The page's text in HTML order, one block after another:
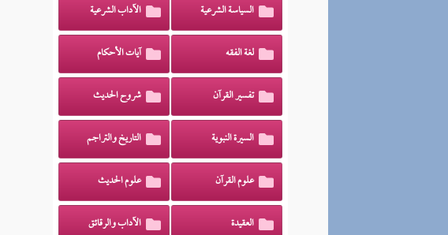
السياسة الشرعية الآداب الشرعية
لغة الفقه آيات الأحكام
تفسير القرآن شروح الحديث
السيرة النبوية التاريخ والتراجم
علوم القرآن علوم الحديث
العقيدة الآداب والرقائق